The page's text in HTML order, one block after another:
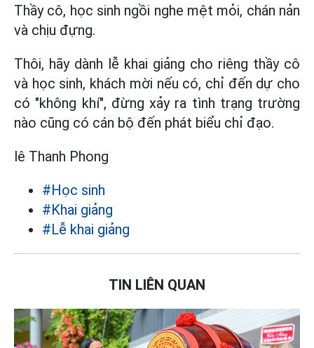
Thầy cô, học sinh ngồi nghe mệt mỏi, chán nản
và chịu đựng.
Thôi, hãy dành lễ khai giảng cho riêng thầy cô
và học sinh, khách mời nếu có, chỉ đến dự cho
có "không khí", đừng xảy ra tình trạng trường
nào cũng có cán bộ đến phát biểu chỉ đạo.
lê Thanh Phong
#Học sinh
#Khai giảng
#Lễ khai giảng
TIN LIÊN QUAN